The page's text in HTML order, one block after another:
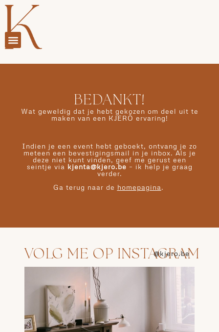
BEDANKT!
Wat geweldig dat je hebt gekozen om deel uit te
maken van een KJERÕ ervaring!
Indien je een event hebt geboekt, ontvang je zo
meteen een bevestigingsmail in je inbox. Als je
deze niet kunt vinden, geef me gerust een
seintje via kjenta@kjero.be – ik help je graag
verder.
Ga terug naar de homepagina.
VOLG ME OP INSTAGRAM
@kjero.be